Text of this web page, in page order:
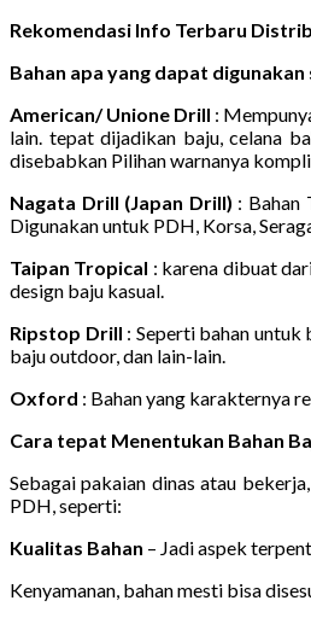
Rekomendasi Info Terbaru
Bahan apa yang dapat
American/ Unione Drill :
lain. tepat dijadikan baju, celana
disebabkan Pilihan warnanya
Nagata Drill (Japan Drill) : Bahan
Digunakan untuk PDH, Korsa,
Taipan Tropical : karena dibuat
design baju kasual.
Ripstop Drill : Seperti bahan untuk
baju outdoor, dan lain-lain.
Oxford : Bahan yang karakternya
Cara tepat Menentukan Bahan
Sebagai pakaian dinas atau
PDH, seperti:
Kualitas Bahan – Jadi aspek
Kenyamanan, bahan mesti bisa